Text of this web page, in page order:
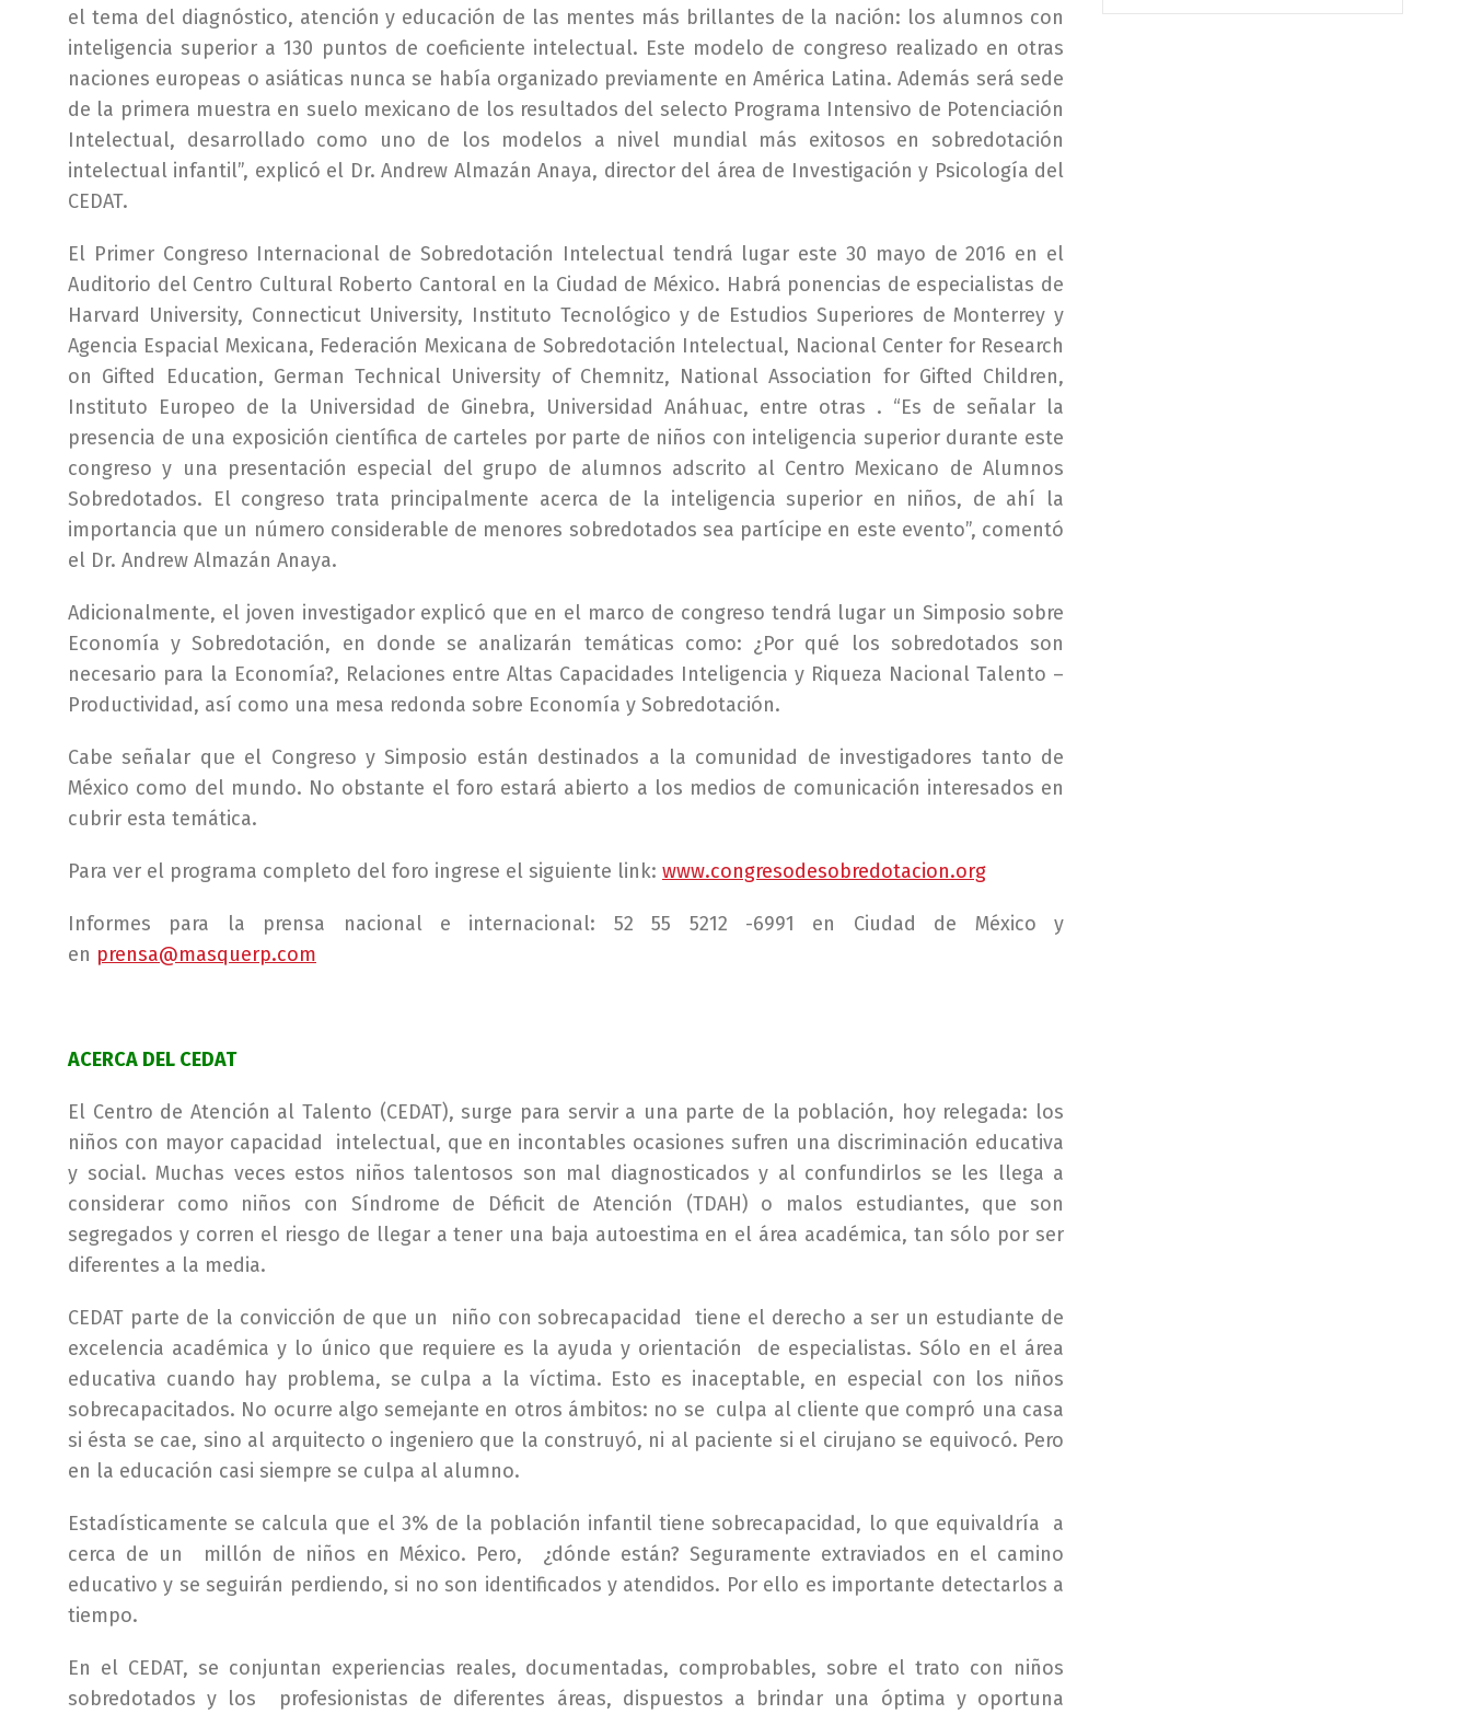
el tema del diagnóstico, atención y educación de las mentes más brillantes de la nación: los alumnos con
inteligencia superior a 130 puntos de coeficiente intelectual. Este modelo de congreso realizado en otras
naciones europeas o asiáticas nunca se había organizado previamente en América Latina. Además será sede
de la primera muestra en suelo mexicano de los resultados del selecto Programa Intensivo de Potenciación
Intelectual, desarrollado como uno de los modelos a nivel mundial más exitosos en sobredotación
intelectual infantil”, explicó el Dr. Andrew Almazán Anaya, director del área de Investigación y Psicología del
CEDAT.
El Primer Congreso Internacional de Sobredotación Intelectual tendrá lugar este 30 mayo de 2016 en el
Auditorio del Centro Cultural Roberto Cantoral en la Ciudad de México. Habrá ponencias de especialistas de
Harvard University, Connecticut University, Instituto Tecnológico y de Estudios Superiores de Monterrey y
Agencia Espacial Mexicana, Federación Mexicana de Sobredotación Intelectual, Nacional Center for Research
on Gifted Education, German Technical University of Chemnitz, National Association for Gifted Children,
Instituto Europeo de la Universidad de Ginebra, Universidad Anáhuac, entre otras . “Es de señalar la
presencia de una exposición científica de carteles por parte de niños con inteligencia superior durante este
congreso y una presentación especial del grupo de alumnos adscrito al Centro Mexicano de Alumnos
Sobredotados. El congreso trata principalmente acerca de la inteligencia superior en niños, de ahí la
importancia que un número considerable de menores sobredotados sea partícipe en este evento”, comentó
el Dr. Andrew Almazán Anaya.
Adicionalmente, el joven investigador explicó que en el marco de congreso tendrá lugar un Simposio sobre
Economía y Sobredotación, en donde se analizarán temáticas como: ¿Por qué los sobredotados son
necesario para la Economía?, Relaciones entre Altas Capacidades Inteligencia y Riqueza Nacional Talento –
Productividad, así como una mesa redonda sobre Economía y Sobredotación.
Cabe señalar que el Congreso y Simposio están destinados a la comunidad de investigadores tanto de
México como del mundo. No obstante el foro estará abierto a los medios de comunicación interesados en
cubrir esta temática.
Para ver el programa completo del foro ingrese el siguiente link: www.congresodesobredotacion.org
Informes para la prensa nacional e internacional: 52 55 5212 -6991 en Ciudad de México y
en prensa@masquerp.com
ACERCA DEL CEDAT
El Centro de Atención al Talento (CEDAT), surge para servir a una parte de la población, hoy relegada: los
niños con mayor capacidad intelectual, que en incontables ocasiones sufren una discriminación educativa
y social. Muchas veces estos niños talentosos son mal diagnosticados y al confundirlos se les llega a
considerar como niños con Síndrome de Déficit de Atención (TDAH) o malos estudiantes, que son
segregados y corren el riesgo de llegar a tener una baja autoestima en el área académica, tan sólo por ser
diferentes a la media.
CEDAT parte de la convicción de que un niño con sobrecapacidad tiene el derecho a ser un estudiante de
excelencia académica y lo único que requiere es la ayuda y orientación de especialistas. Sólo en el área
educativa cuando hay problema, se culpa a la víctima. Esto es inaceptable, en especial con los niños
sobrecapacitados. No ocurre algo semejante en otros ámbitos: no se culpa al cliente que compró una casa
si ésta se cae, sino al arquitecto o ingeniero que la construyó, ni al paciente si el cirujano se equivocó. Pero
en la educación casi siempre se culpa al alumno.
Estadísticamente se calcula que el 3% de la población infantil tiene sobrecapacidad, lo que equivaldría a
cerca de un millón de niños en México. Pero, ¿dónde están? Seguramente extraviados en el camino
educativo y se seguirán perdiendo, si no son identificados y atendidos. Por ello es importante detectarlos a
tiempo.
En el CEDAT, se conjuntan experiencias reales, documentadas, comprobables, sobre el trato con niños
sobredotados y los profesionistas de diferentes áreas, dispuestos a brindar una óptima y oportuna